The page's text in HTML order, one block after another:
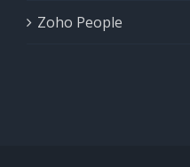
Zoho People